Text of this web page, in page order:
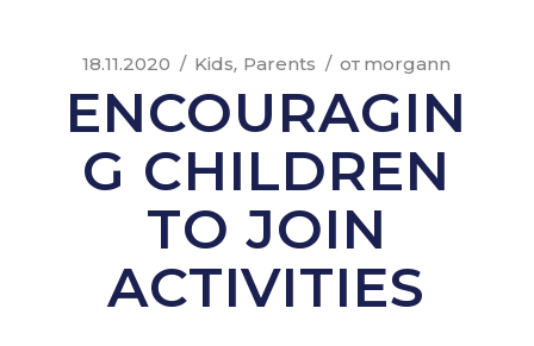
18.11.2020 Kids Parents от morgann
ENCOURAGIN
G CHILDREN
TO JOIN
ACTIVITIES